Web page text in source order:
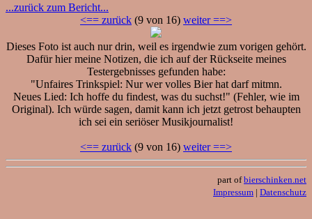
...zurück zum Bericht...
<== zurück (9 von 16) weiter ==>
Dieses Foto ist auch nur drin, weil es irgendwie zum vorigen gehört.
Dafür hier meine Notizen, die ich auf der Rückseite meines
Testergebnisses gefunden habe:
"Unfaires Trinkspiel: Nur wer volles Bier hat darf mitmn.
Neues Lied: Ich hoffe du findest, was du suchst!" (Fehler, wie im
Original). Ich würde sagen, damit kann ich jetzt getrost behaupten
ich sei ein seriöser Musikjournalist!
<== zurück (9 von 16) weiter ==>
part ofbierschinken.net
Impressum | Datenschutz